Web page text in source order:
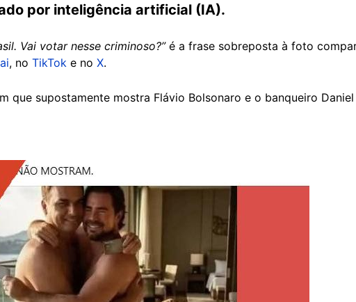
por inteligência artificial (IA).
Vai votar nesse criminoso?”é a frase sobreposta à foto
, no TikTok e no X.
que supostamente mostra Flávio Bolsonaro e o banqueiro Daniel